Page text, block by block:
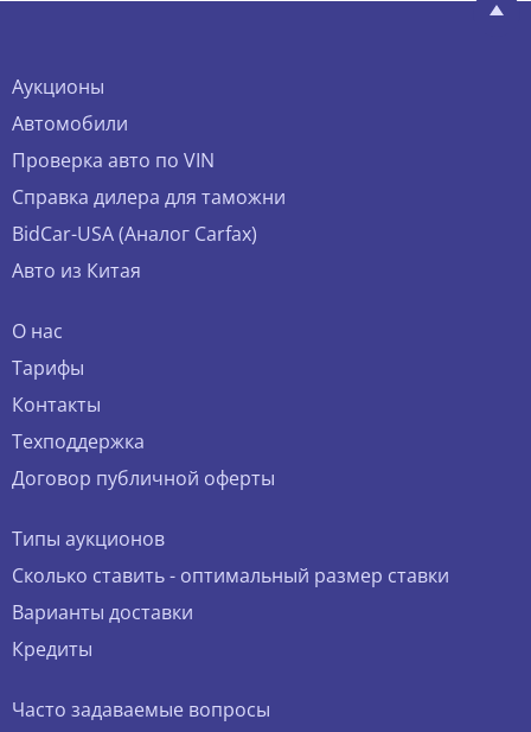
Аукционы
Автомобили
Проверка авто по VIN
Справка дилера для таможни
BidCar-USA (Аналог Carfax)
Авто из Китая
О нас
Тарифы
Контакты
Техподдержка
Договор публичной оферты
Типы аукционов
Сколько ставить - оптимальный размер ставки
Варианты доставки
Кредиты
Часто задаваемые вопросы